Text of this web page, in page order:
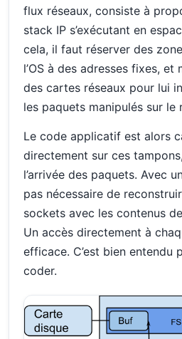
flux réseaux, consiste à
stack IP s’exécutant en
cela, il faut réserver des
l’OS à des adresses fixes,
des cartes réseaux pour lui
les paquets manipulés sur le
Le code applicatif est alors
directement sur ces
l’arrivée des paquets. Avec
pas nécessaire de
sockets avec les contenus
Un accès directement à
efficace. C’est bien entendu
coder.